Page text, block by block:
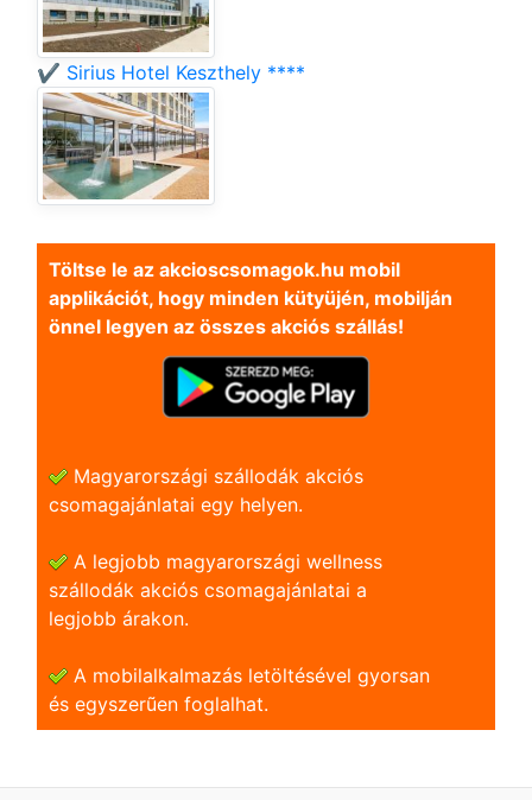
✔️ Sirius Hotel Keszthely ****
Töltse le az akcioscsomagok.hu mobil
applikációt, hogy minden kütyüjén, mobilján
önnel legyen az összes akciós szállás!
Magyarországi szállodák akciós
csomagajánlatai egy helyen.
A legjobb magyarországi wellness
szállodák akciós csomagajánlatai a
legjobb árakon.
A mobilalkalmazás letöltésével gyorsan
és egyszerũen foglalhat.